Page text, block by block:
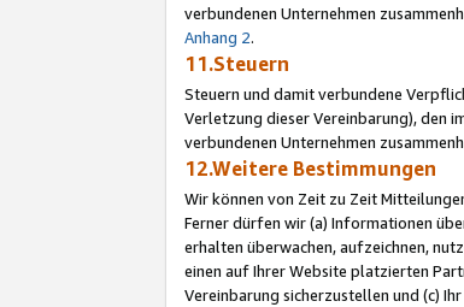
verbundenen Unternehmen
Anhang 2.
11.Steuern
Steuern und damit verbundene
Verletzung dieser Vereinbarung), den
verbundenen Unternehmen
12.Weitere Bestimmungen
Wir können von Zeit zu Zeit
Ferner dürfen wir (a) Informationen
erhalten überwachen, aufzeichnen,
einen auf Ihrer Website platzierten
Vereinbarung sicherzustellen und (c)